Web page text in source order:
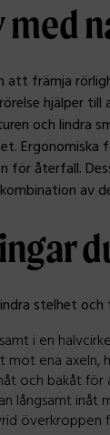
med
att främja
hjälper
och lindra
för återfall.
stelhet
i en
ena axeln,
och bakåt
långsamt inåt
överkroppen